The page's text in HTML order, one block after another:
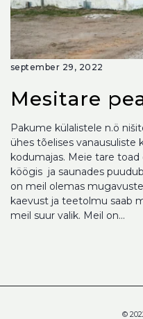
september 29, 2022
Mesitare
Pakume külalistele n.ö
ühes tõelises vanausuliste
kodumajas. Meie tare
köögis ja saunades
on meil olemas
kaevust ja teetolmu saab
meil suur valik. Meil on...
©